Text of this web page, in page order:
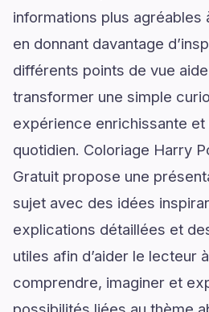
informations plus
en donnant davantage
différents points de vue
transformer une simple
expérience enrichissante et
quotidien. Coloriage Harry
Gratuit propose une
sujet avec des idées
explications détaillées et
utiles afin d’aider le lecteur
comprendre, imaginer et